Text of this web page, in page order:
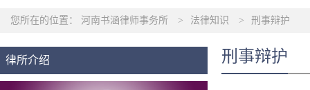
您所在的位置： 河南书涵律师事务所 > 法律知识 > 刑事辩护
律所介绍 刑事辩护